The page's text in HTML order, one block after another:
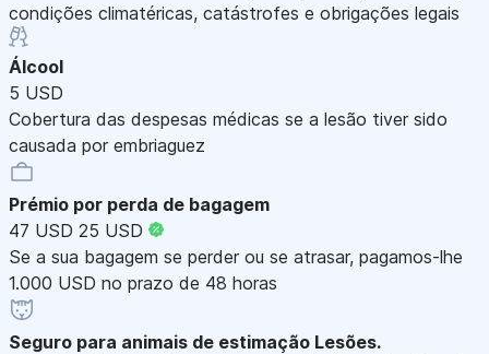
condições climatéricas, catástrofes e obrigações legais
Álcool
5 USD
Cobertura das despesas médicas se a lesão tiver sido
causada por embriaguez
Prémio por perda de bagagem
47 USD 25 USD
Se a sua bagagem se perder ou se atrasar, pagamos-lhe
1.000 USD no prazo de 48 horas
Seguro para animais de estimação Lesões.